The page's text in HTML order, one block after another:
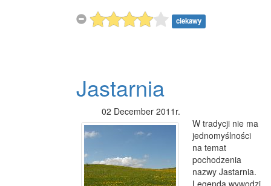
ciekawy
Jastarnia
02 December 2011r.
W tradycji nie ma
jednomyślności
na temat
pochodzenia
nazwy Jastarnia.